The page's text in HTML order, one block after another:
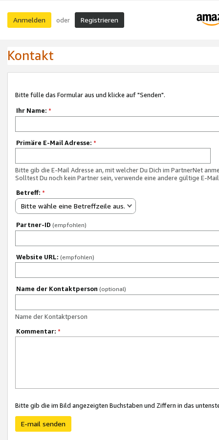
Anmelden oder Registrieren
Kontakt
Bitte fülle das Formular aus und klicke auf "Senden".
Ihr Name: *
Primäre E-Mail Adresse: *
Bitte gib die E-Mail Adresse an, mit welcher Du Dich im PartnerNet
Solltest Du noch kein Partner sein, verwende eine andere gültige E-
Betreff: *
Bitte wähle eine Betreffzeile aus.
Partner-ID (empfohlen)
Website URL: (empfohlen)
Name der Kontaktperson (optional)
Name der Kontaktperson
Kommentar: *
Bitte gib die im Bild angezeigten Buchstaben und Ziffern in das
E-mail senden